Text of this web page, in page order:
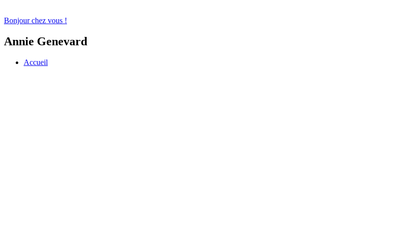
Bonjour chez vous !
Annie Genevard
Accueil